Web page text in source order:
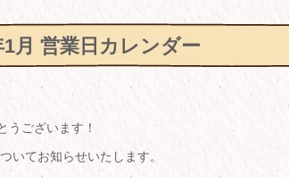
月 営業日カレンダー
うございます！
いてお知らせいたします。